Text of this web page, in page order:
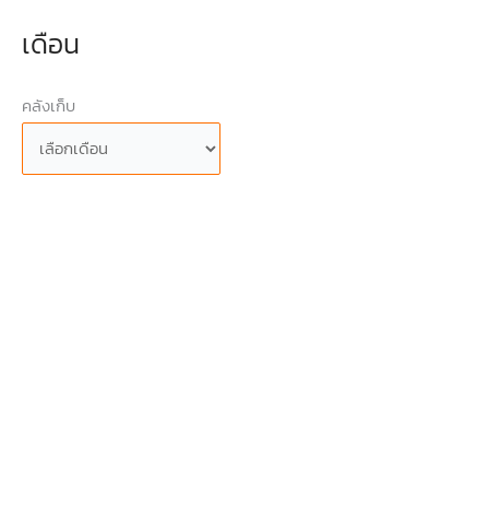
เดือน
คลังเก็บ